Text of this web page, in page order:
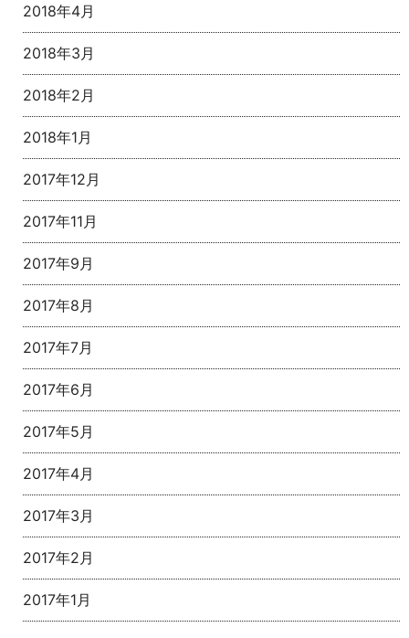
2018年4月
2018年3月
2018年2月
2018年1月
2017年12月
2017年11月
2017年9月
2017年8月
2017年7月
2017年6月
2017年5月
2017年4月
2017年3月
2017年2月
2017年1月